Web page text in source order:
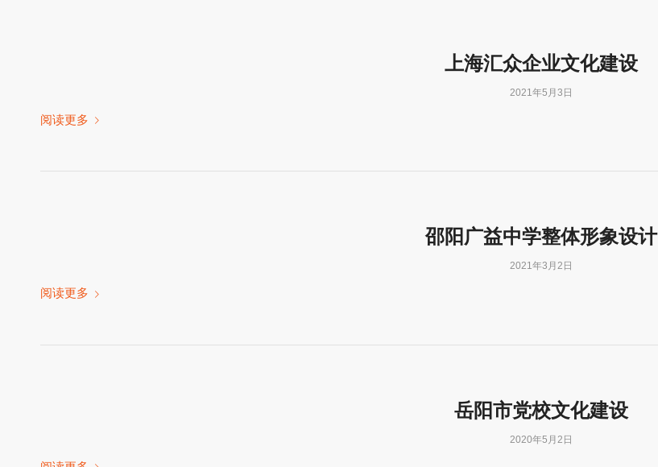
上海汇众企业文化建设
2021年5月3日
阅读更多
邵阳广益中学整体形象设计
2021年3月2日
阅读更多
岳阳市党校文化建设
2020年5月2日